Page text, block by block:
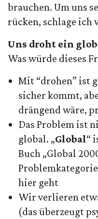
brauchen. Um uns
rücken, schlage ich
Uns droht ein
Was würde dieses
Mit “drohen” ist
sicher kommt,
drängend wäre,
Das Problem ist
global. „Global“
Buch „Global
hier geht
Wir verlieren
(das überzeugt